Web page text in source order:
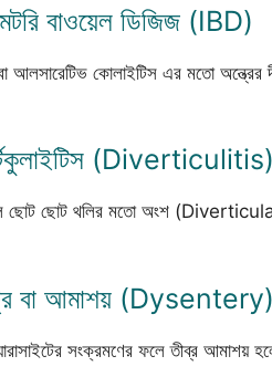
বাওয়েল ডিজিজ (IBD)
আলসারেটিভ কোলাইটিস এর মতো অন্ত্রের
(Diverticulitis)
ছোট ছোট থলির মতো অংশ
বা আমাশয় (Dysentery)
সংক্রমণের ফলে তীব্র আমাশয়